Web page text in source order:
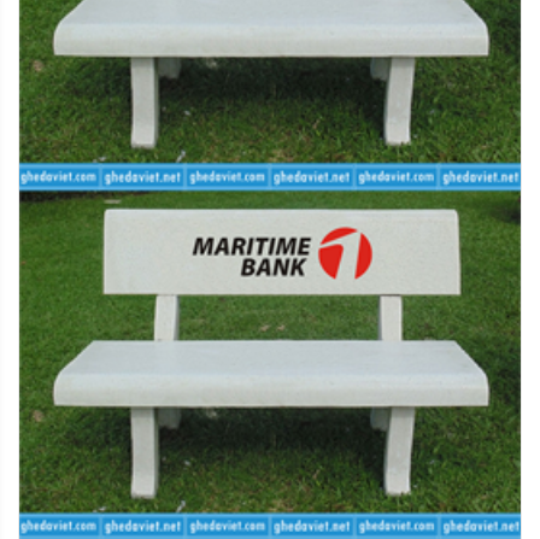
dụng quốc tế, chúng tôi sẽ áp dụng hình thức hoàn tiền
vào tài khoản thanh toán của chủ thẻ
- Hoàn tiền mặt trực tiếp tại văn phòng
Mọi chi tiết hoặc thắc mắc quý khách vui lòng liên hệ với
chúng tôi qua số điện thoại hỗ trợ hoặc để lại lời nhắn
tại website. Xin chân thành cảm ơn.